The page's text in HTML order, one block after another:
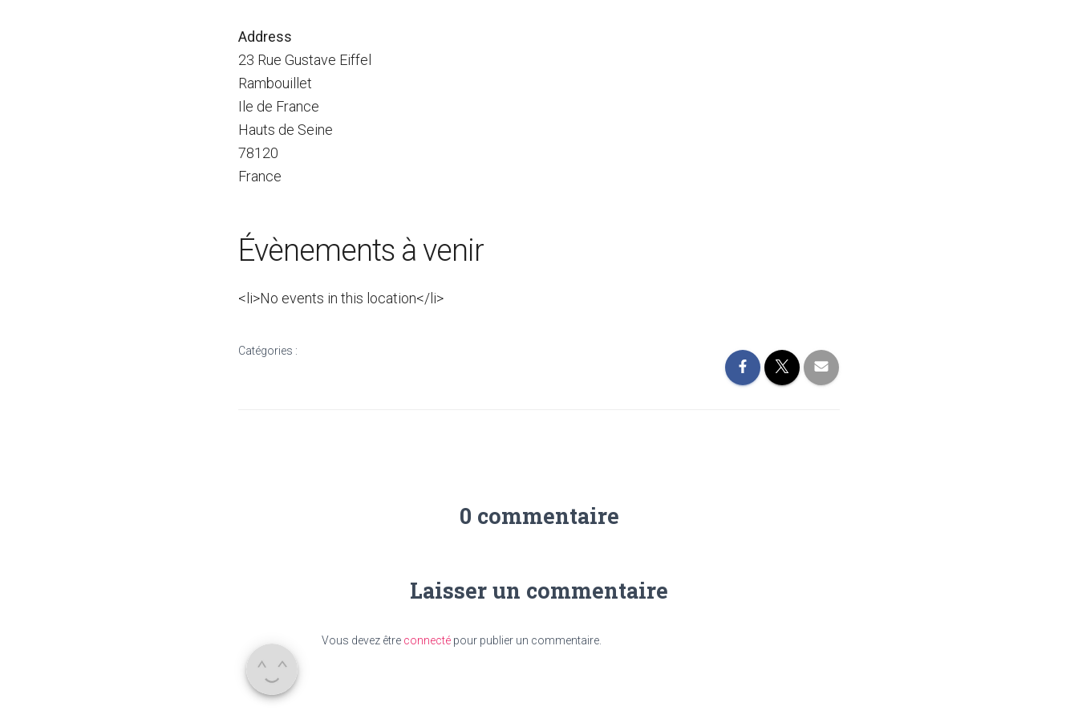
Address
23 Rue Gustave Eiffel
Rambouillet
Ile de France
Hauts de Seine
78120
France
Évènements à venir
<li>No events in this location</li>
Catégories :
0 commentaire
Laisser un commentaire
Vous devez être connecté pour publier un commentaire.